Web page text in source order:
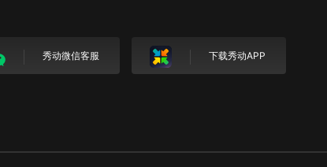
秀动微信客服 下载秀动APP